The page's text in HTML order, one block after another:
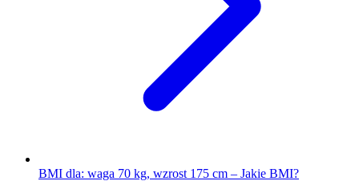
BMI dla: waga 70 kg, wzrost 175 cm – Jakie BMI?